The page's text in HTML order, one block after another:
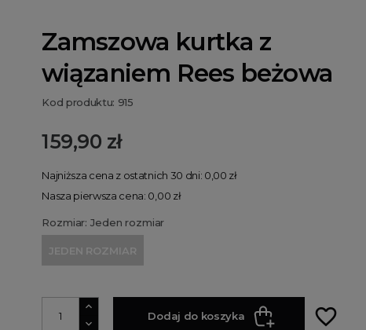
Zamszowa kurtka z
wiązaniem Rees beżowa
Kod produktu: 915
159,90 zł
Najniższa cena z ostatnich 30 dni: 0,00 zł
Nasza pierwsza cena: 0,00 zł
Rozmiar: Jeden rozmiar
JEDEN ROZMIAR
Dodaj do koszyka favorite_border